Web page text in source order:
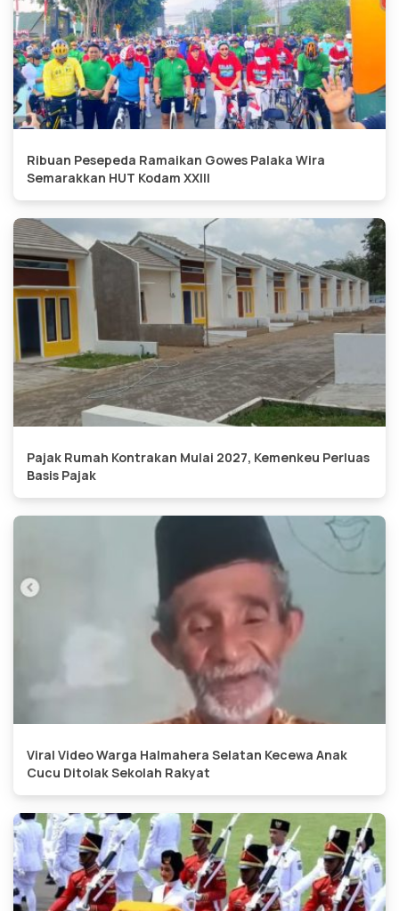
Ribuan Pesepeda Ramaikan Gowes Palaka Wira
Semarakkan HUT Kodam XXIII
Pajak Rumah Kontrakan Mulai 2027, Kemenkeu Perluas
Basis Pajak
Viral Video Warga Halmahera Selatan Kecewa Anak
Cucu Ditolak Sekolah Rakyat